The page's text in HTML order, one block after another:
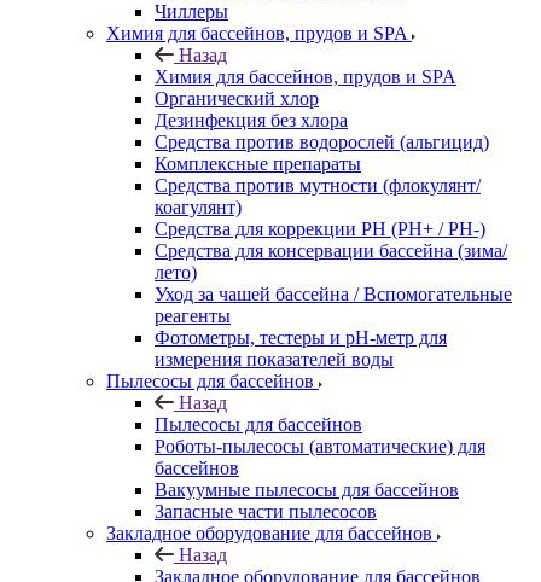
Чиллеры
Химия для бассейнов, прудов и SPA
Назад
Химия для бассейнов, прудов и SPA
Органический хлор
Дезинфекция без хлора
Средства против водорослей (альгицид)
Комплексные препараты
Средства против мутности (флокулянт/
коагулянт)
Средства для коррекции PH (PH+ / PH-)
Средства для консервации бассейна (зима/
лето)
Уход за чашей бассейна / Вспомогательные
реагенты
Фотометры, тестеры и рН-метр для
измерения показателей воды
Пылесосы для бассейнов
Назад
Пылесосы для бассейнов
Роботы-пылесосы (автоматические) для
бассейнов
Вакуумные пылесосы для бассейнов
Запасные части пылесосов
Закладное оборудование для бассейнов
Назад
Закладное оборудование для бассейнов